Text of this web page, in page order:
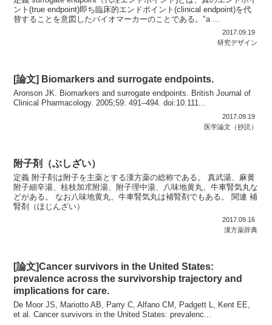
ント(true endpoint)即ち臨床的エンドポイント(clinical endpoint)を代
替することを意図したバイオマーカーのことである。"a ...
2017.09.19
研究デザイン
[論文] Biomarkers and surrogate endpoints.
Aronson JK. Biomarkers and surrogate endpoints. British Journal of
Clinical Pharmacology. 2005;59: 491–494. doi:10.111...
2017.09.19
医学論文（抄読）
附子剤（ぶしざい）
定義 附子剤は附子を主薬とする漢方薬の総称である。 真武湯、麻黄
附子細辛湯、桂枝加朮附湯、附子理中湯、八味地黄丸、牛車腎気丸な
どがある。 なお八味地黄丸、牛車腎気丸は補腎剤でもある。 関連 補
腎剤（ほじんざい）
2017.09.16
漢方薬辞典
[論文]Cancer survivors in the United States:
prevalence across the survivorship trajectory and
implications for care.
De Moor JS, Mariotto AB, Parry C, Alfano CM, Padgett L, Kent EE,
et al. Cancer survivors in the United States: prevalenc...